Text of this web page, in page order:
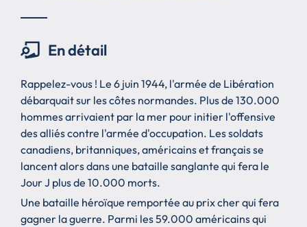
En détail
Rappelez-vous ! Le 6 juin 1944, l'armée de Libération
débarquait sur les côtes normandes. Plus de 130.000
hommes arrivaient par la mer pour initier l'offensive
des alliés contre l'armée d'occupation. Les soldats
canadiens, britanniques, américains et français se
lancent alors dans une bataille sanglante qui fera le
Jour J plus de 10.000 morts.
Une bataille héroïque remportée au prix cher qui fera
gagner la guerre. Parmi les 59.000 américains qui